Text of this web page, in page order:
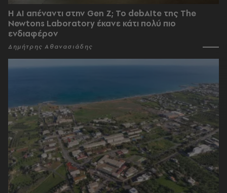
Η AI απέναντι στην Gen Z; Το debAIte της The
Newtons Laboratory έκανε κάτι πολύ πιο
ενδιαφέρον
Δημήτρης Αθανασιάδης